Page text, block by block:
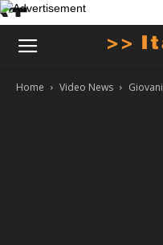
Home Video News Giovani